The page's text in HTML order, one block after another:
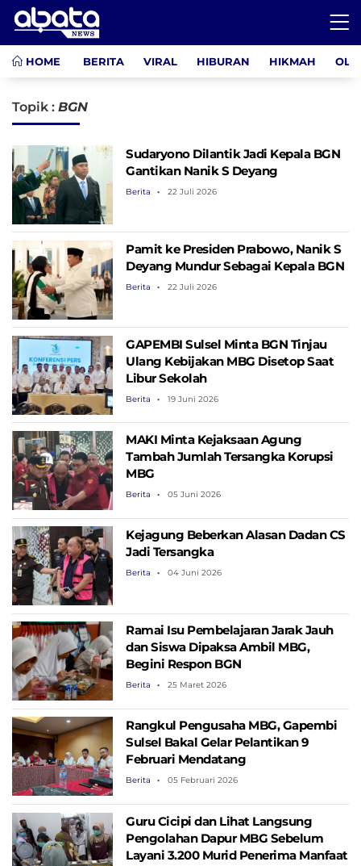
HOME BERITA VIRAL HIBURAN HIKMAH
Topik : BGN
Sudaryono Dilantik Jadi Kepala BGN
Gantikan Nanik S Deyang
Berita 22 Juli 2026
Pamit ke Presiden Prabowo, Nanik S
Deyang Mundur Sebagai Kepala BGN
Berita 22 Juli 2026
GAPEMBI Sulsel Minta BGN Tinjau
Ulang Kebijakan MBG Disetop Saat
Libur Sekolah
Berita 19 Juni 2026
MAKI Minta Kejaksaan Agung
Tambah Jumlah Tersangka Korupsi
MBG
Berita 05 Juni 2026
Kejagung Beberkan Alasan Dadan CS
Jadi Tersangka
Berita 04 Juni 2026
Ramai Isu Pembelajaran Jarak Jauh
dan Siswa Dipaksa Ambil MBG,
Begini Respon BGN
Berita 25 Maret 2026
Rangkul Pengusaha MBG, Gapembi
Sulsel Bakal Gelar Pelantikan 9
Februari Mendatang
Berita 05 Februari 2026
Guru Cicipi dan Lihat Langsung
Pengolahan Dapur MBG Sebelum
Layani 3.200 Murid Penerima Manfaat